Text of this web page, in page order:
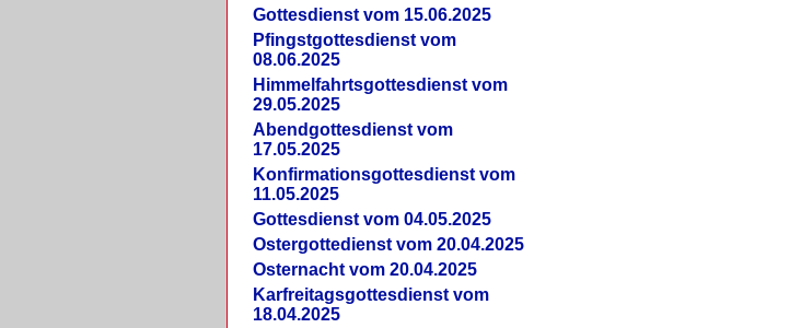
Gottesdienst vom 15.06.2025
Pfingstgottesdienst vom
08.06.2025
Himmelfahrtsgottesdienst vom
29.05.2025
Abendgottesdienst vom
17.05.2025
Konfirmationsgottesdienst vom
11.05.2025
Gottesdienst vom 04.05.2025
Ostergottedienst vom 20.04.2025
Osternacht vom 20.04.2025
Karfreitagsgottesdienst vom
18.04.2025